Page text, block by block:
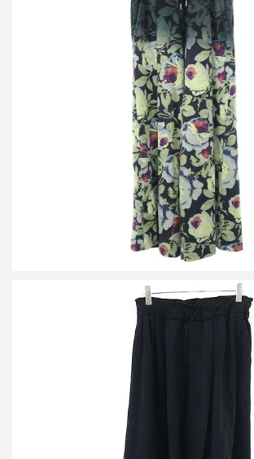
ドリスヴァンノッテン 20SS ボタニカルグラデ
トイージーパンツ
買取金額21,250円
詳しく見る
ドリスヴァンノッテン 26SS HAMA バギースウ